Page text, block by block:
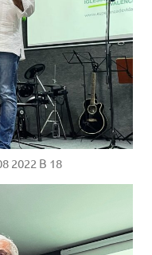
2022 B 18